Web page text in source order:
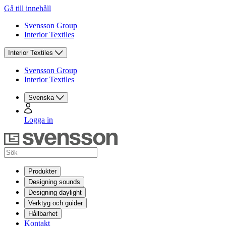
Gå till innehåll
Svensson Group
Interior Textiles
Interior Textiles
Svensson Group
Interior Textiles
Svenska
Logga in
Produkter
Designing sounds
Designing daylight
Verktyg och guider
Hållbarhet
Kontakt